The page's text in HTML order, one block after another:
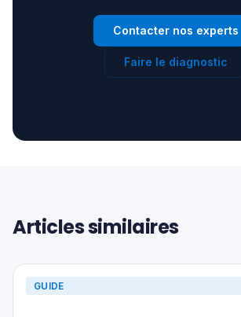
Contacter nos experts
Faire le diagnostic
Articles similaires
GUIDE